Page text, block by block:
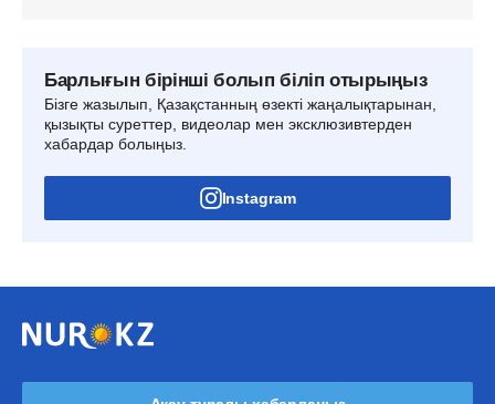
Барлығын бірінші болып біліп отырыңыз
Бізге жазылып, Қазақстанның өзекті жаңалықтарынан,
қызықты суреттер, видеолар мен эксклюзивтерден
хабардар болыңыз.
Instagram